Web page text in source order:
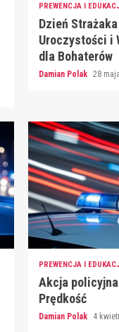
PREWENCJA I
Dzień
Uroczystości i
dla Bohaterów
Damian Polak 28
PREWENCJA I
Akcja
Prędkość
Damian Polak 4